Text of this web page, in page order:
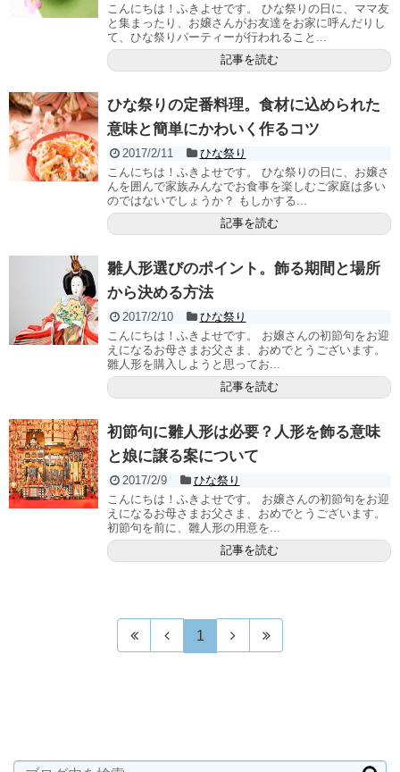
こんにちは！ふきよせです。 ひな祭りの日に、ママ友
と集まったり、お嬢さんがお友達をお家に呼んだりし
て、ひな祭りパーティーが行われること...
記事を読む
ひな祭りの定番料理。食材に込められた
意味と簡単にかわいく作るコツ
2017/2/11
ひな祭り
こんにちは！ふきよせです。 ひな祭りの日に、お嬢さ
んを囲んで家族みんなでお食事を楽しむご家庭は多い
のではないでしょうか？ もしかする...
記事を読む
雛人形選びのポイント。飾る期間と場所
から決める方法
2017/2/10
ひな祭り
こんにちは！ふきよせです。 お嬢さんの初節句をお迎
えになるお母さまお父さま、おめでとうございます。
雛人形を購入しようと思ってお...
記事を読む
初節句に雛人形は必要？人形を飾る意味
と娘に譲る案について
2017/2/9
ひな祭り
こんにちは！ふきよせです。 お嬢さんの初節句をお迎
えになるお母さまお父さま、おめでとうございます。
初節句を前に、雛人形の用意を...
記事を読む
1